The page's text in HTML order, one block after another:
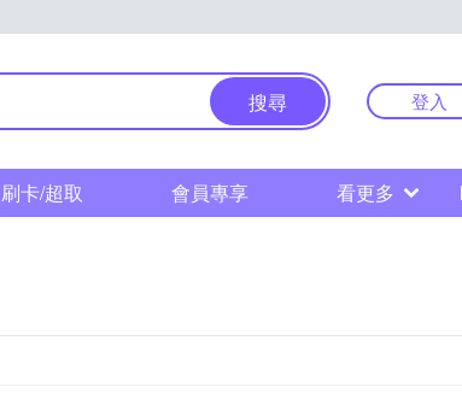
搜尋 登入
刷卡/超取 會員專享 看更多